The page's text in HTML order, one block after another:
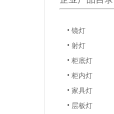
• 镜灯
• 射灯
• 柜底灯
• 柜内灯
• 家具灯
• 层板灯